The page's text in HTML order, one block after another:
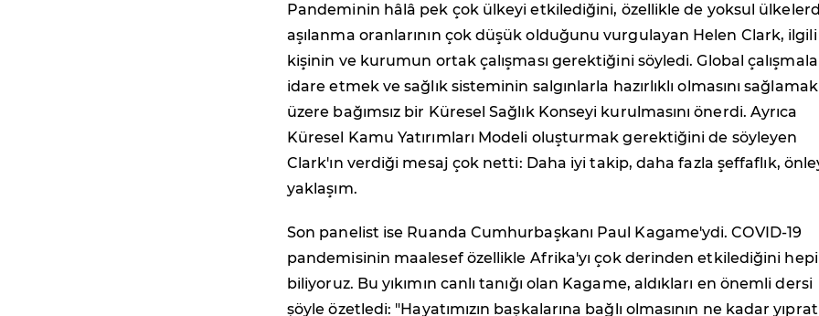
Pandeminin hâlâ pek çok ülkeyi etkilediğini, özellikle de yoksul
aşılanma oranlarının çok düşük olduğunu vurgulayan Helen Clark,
kişinin ve kurumun ortak çalışması gerektiğini söyledi. Global
idare etmek ve sağlık sisteminin salgınlarla hazırlıklı olmasını sağlamak
üzere bağımsız bir Küresel Sağlık Konseyi kurulmasını önerdi. Ayrıca
Küresel Kamu Yatırımları Modeli oluşturmak gerektiğini de söyleyen
Clark'ın verdiği mesaj çok netti: Daha iyi takip, daha fazla şeffaflık,
yaklaşım.
Son panelist ise Ruanda Cumhurbaşkanı Paul Kagame'ydi. COVID-19
pandemisinin maalesef özellikle Afrika'yı çok derinden etkilediğini
biliyoruz. Bu yıkımın canlı tanığı olan Kagame, aldıkları en önemli dersi
şöyle özetledi: "Hayatımızın başkalarına bağlı olmasının ne kadar